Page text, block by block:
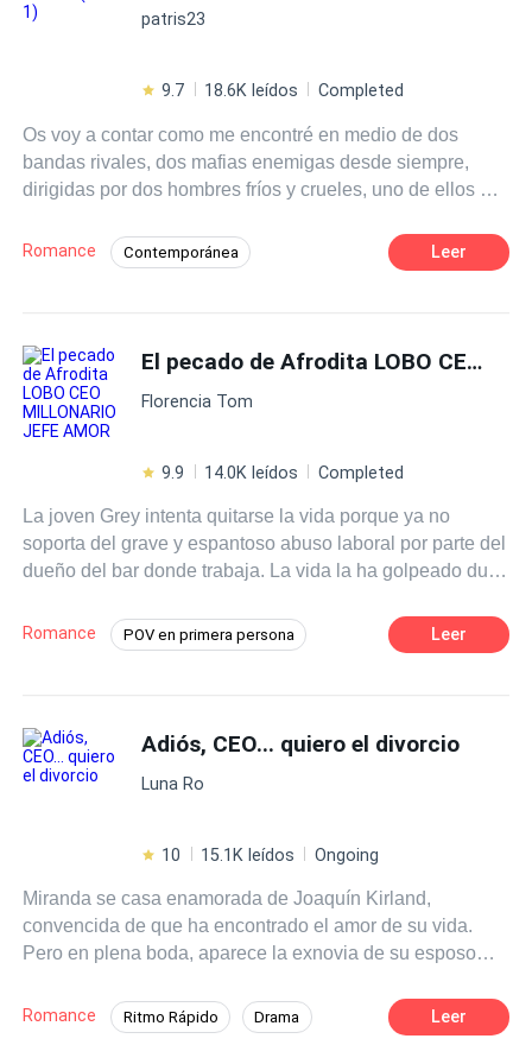
patris23
9.7 18.6K leídos Completed
Os voy a contar como me encontré en medio de dos
bandas rivales, dos mafias enemigas desde siempre,
dirigidas por dos hombres fríos y crueles, uno de ellos mi
mi marido , el hombre que se casó conmigo y me engañó
Lejos de las drogas, de los asesinatos y del hombre
dueño de mi corazón. Mía Carusso dejará de existir esta
noche. Tal vez debería haberme ido más lejos porque no
sé en que momento, meses después nos encontramos
cara a cara y el dolor y la venganza vuelven a
no piensa volver a perderme de vista. No tengo
escapatoria.
Romance Contemporánea
Romance oscuro
Leer
El pecado de Afrodita LOBO CEO MILLONARIO JEFE AMOR
Florencia Tom
9.9 14.0K leídos Completed
La joven Grey intenta quitarse la vida porque ya no
soporta del grave y espantoso abuso laboral por parte del
dueño del bar donde trabaja. La vida la ha golpeado duro
un hombre que pone su mundo patas para arriba, luego
de detener su intento desuicidio. Este logra salvarla de
Romance POV en primera persona
Amor Prohibido Poder Femenino
Identidad oculta
Leer
Adiós, CEO... quiero el divorcio
Luna Ro
10 15.1K leídos Ongoing
Miranda se casa enamorada de Joaquín Kirland,
convencida de que ha encontrado el amor de su vida.
Pero en plena boda, aparece la exnovia de su esposo
de su felicidad se convierte en el principio de su caída.
En la noche de bodas, Daniela finge un intento de
Romance Ritmo Rápido Drama Leer